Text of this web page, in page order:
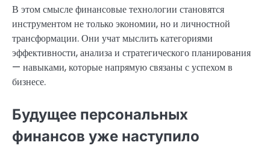
В этом смысле финансовые технологии становятся
инструментом не только экономии, но и личностной
трансформации. Они учат мыслить категориями
эффективности, анализа и стратегического планирования
— навыками, которые напрямую связаны с успехом в
бизнесе.
Будущее персональных
финансов уже наступило